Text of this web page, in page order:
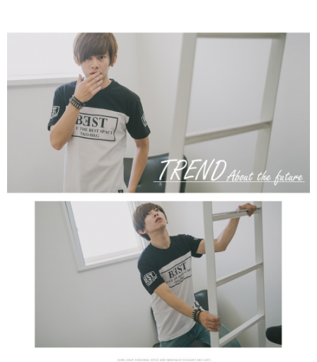
【「AFTEE先享後付」結帳流程】
１．於結帳方式選擇「AFTEE先享後付」後，將跳轉至「AFTEE先享後付」
結帳頁面，進行簡訊認證並確認金額後，即可完成結帳。
２．訂單成立數日內，您將收到繳費通知簡訊。
３．收到繳費通知簡訊後14天內，點擊此簡訊中的連結，可透過四大超商／
ATM／網路銀行／等多元方式進行付款，方視為交易完成。
※ 請注意：結帳手續完成當下不需立刻繳費，但若您需要取消訂單，請聯絡
購買商品的店家。未經商家同意取消之訂單仍視為有效，需透過AFTEE先享
※ 交易是否成功請以「AFTEE先享後付 」之結帳頁面顯示為準，若有關於
是否繳費成功／繳費後需取消欲退款等相關疑問，請聯繫「AFTEE先享後付
客戶支援中心」https://netprotections.freshdesk.com/support/home
１．透過由恩沛科技股份有限公司提供之「AFTEE先享後付」服務完成之交
易，需依本服務之必要範圍內提供個人資料，並將交易相關給付款項請求債
權轉讓予恩沛科技股份有限公司。
２．關於個人資料處理事宜，請瀏覽以下網址：
３．未成年的使用者請事先徵得法定代理人或監護人之同意方可使用
「AFTEE先享後付」，若未經同意申辦者引起之損失，本公司不負相關責
４．使用「AFTEE先享後付」時，將依據個別帳號之用戶狀況，依本公司即
時審查核予不同之上限額度；若仍有額度不足之情形，本公司將視審查結果
全家付款取貨
每筆NT$80，滿NT$1,800(含以上)免運費
先付款後全家取貨
每筆NT$80，滿NT$1,800(含以上)免運費
7-11付款取貨
每筆NT$80，滿NT$1,800(含以上)免運費
每筆NT$80，滿NT$1,800(含以上)免運費
每筆NT$120，滿NT$3,000(含以上)免運費